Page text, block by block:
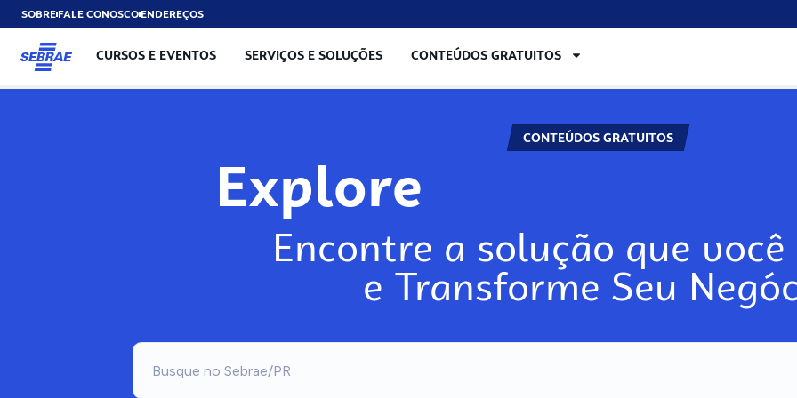
SOBREFALE CONOSCOENDEREÇOS
CURSOS E EVENTOS SERVIÇOS E SOLUÇÕES CONTEÚDOS GRATUITOS
CONTEÚDOS GRATUITOS
Explore
Encontre a solução que você
e Transforme Seu